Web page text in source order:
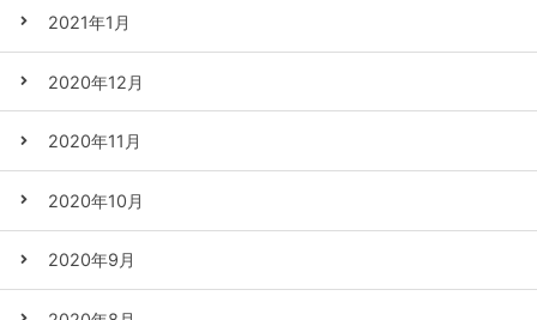
2021年1月
2020年12月
2020年11月
2020年10月
2020年9月